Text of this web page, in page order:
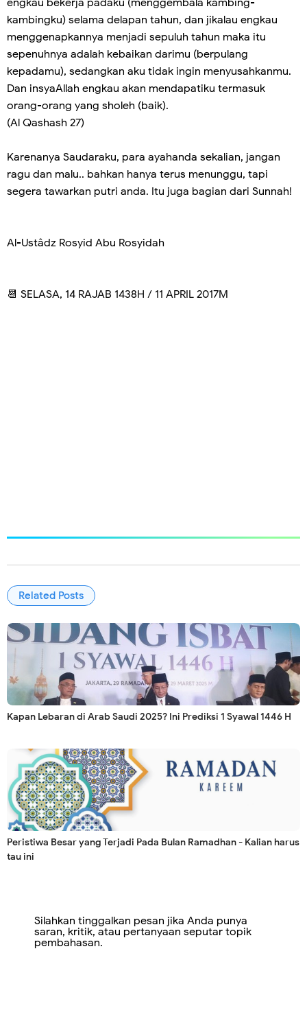
engkau bekerja padaku (menggembala kambing-
kambingku) selama delapan tahun, dan jikalau engkau
menggenapkannya menjadi sepuluh tahun maka itu
sepenuhnya adalah kebaikan darimu (berpulang
kepadamu), sedangkan aku tidak ingin menyusahkanmu.
Dan insyaAllah engkau akan mendapatiku termasuk
orang-orang yang sholeh (baik).
(Al Qashash 27)
Karenanya Saudaraku, para ayahanda sekalian, jangan
ragu dan malu.. bahkan hanya terus menunggu, tapi
segera tawarkan putri anda. Itu juga bagian dari Sunnah!
Al-Ustâdz Rosyid Abu Rosyidah
📆 SELASA, 14 RAJAB 1438H / 11 APRIL 2017M
Related Posts
Kapan Lebaran di Arab Saudi 2025? Ini Prediksi 1 Syawal 1446 H
Peristiwa Besar yang Terjadi Pada Bulan Ramadhan - Kalian harus
tau ini
Silahkan tinggalkan pesan jika Anda punya
saran, kritik, atau pertanyaan seputar topik
pembahasan.